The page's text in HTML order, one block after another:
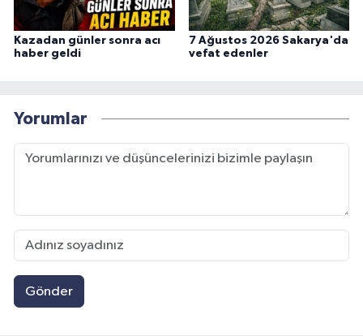
Kazadan günler sonra acı
haber geldi
7 Ağustos 2026 Sakarya'da
vefat edenler
Yorumlar
Gönder